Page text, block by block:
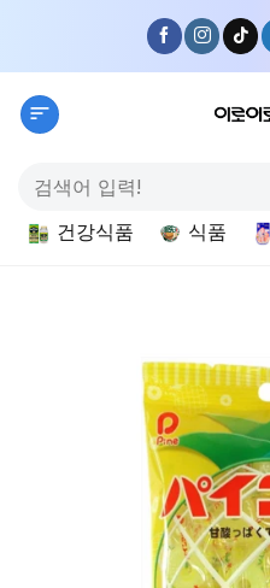
content
색:
건강식품 식품